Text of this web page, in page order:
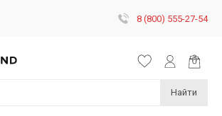
8 (800) 555-27-54
Найти